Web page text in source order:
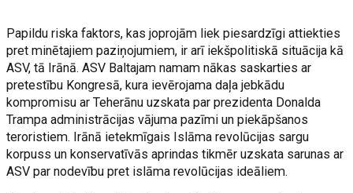
Papildu riska faktors, kas joprojām liek piesardzīgi attiekties
pret minētajiem paziņojumiem, ir arī iekšpolitiskā situācija kā
ASV, tā Irānā. ASV Baltajam namam nākas saskarties ar
pretestību Kongresā, kura ievērojama daļa jebkādu
kompromisu ar Teherānu uzskata par prezidenta Donalda
Trampa administrācijas vājuma pazīmi un piekāpšanos
teroristiem. Irānā ietekmīgais Islāma revolūcijas sargu
korpuss un konservatīvās aprindas tikmēr uzskata sarunas ar
ASV par nodevību pret islāma revolūcijas ideāliem.